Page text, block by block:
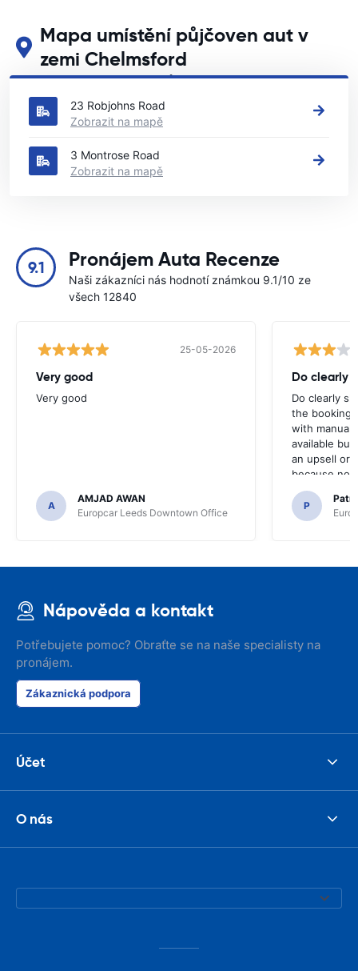
Mapa umístění půjčoven aut v
zemi Chelmsford
Podívejte se na naše hlavní půjčovny aut v zemi Chelmsford
23 Robjohns Road
Zobrazit na mapě
3 Montrose Road
Zobrazit na mapě
9.1 Pronájem Auta Recenze
Naši zákazníci nás hodnotí známkou 9.1/10 ze
všech 12840
25-05-2026
Very good
Very good
A
AMJAD AWAN
Europcar Leeds Downtown Office
Do clearly
Do clearly
the booking
with manual
available
an upsell or
because no
time of
P
Nápověda a kontakt
Potřebujete pomoc? Obraťte se na naše specialisty na
pronájem.
Zákaznická podpora
Účet
O nás